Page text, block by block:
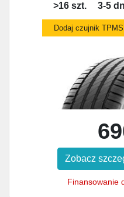
>16 szt. 3-5
Dodaj czujnik
Zobacz
Finansowanie